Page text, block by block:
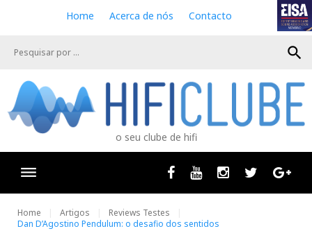
e
Home Acerca de nós Contacto
search
o seu clube de hifi
Facebook
Youtube InstagramTwitter
Home Artigos
Reviews Testes
Dan D’Agostino Pendulum: o desafio dos sentidos